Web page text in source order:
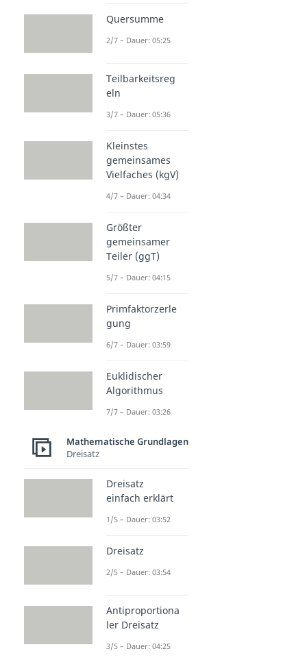
Quersumme
2/7 – Dauer: 05:25
Teilbarkeitsreg
eln
3/7 – Dauer: 05:36
Kleinstes
gemeinsames
Vielfaches (kgV)
4/7 – Dauer: 04:34
Größter
gemeinsamer
Teiler (ggT)
5/7 – Dauer: 04:15
Primfaktorzerle
gung
6/7 – Dauer: 03:59
Euklidischer
Algorithmus
7/7 – Dauer: 03:26
Mathematische Grundlagen
Dreisatz
Dreisatz
einfach erklärt
1/5 – Dauer: 03:52
Dreisatz
2/5 – Dauer: 03:54
Antiproportiona
ler Dreisatz
3/5 – Dauer: 04:25